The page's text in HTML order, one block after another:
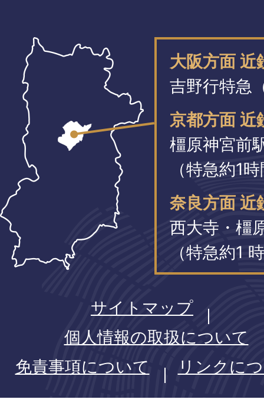
大阪方面
吉野行特急
京都方面 近
橿原神宮前
（特急約1
奈良方面 近
西大寺・橿
（特急約1
サイトマップ
個人情報の取扱について
免責事項について
リンクに